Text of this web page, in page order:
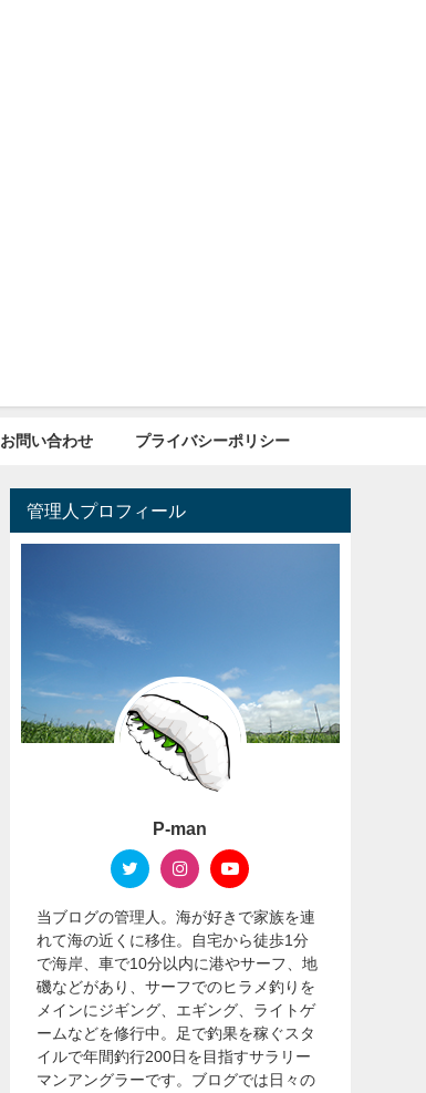
お問い合わせ プライバシーポリシー
管理人プロフィール
P-man
当ブログの管理人。海が好きで家族を連
れて海の近くに移住。自宅から徒歩1分
で海岸、車で10分以内に港やサーフ、地
磯などがあり、サーフでのヒラメ釣りを
メインにジギング、エギング、ライトゲ
ームなどを修行中。足で釣果を稼ぐスタ
イルで年間釣行200日を目指すサラリー
マンアングラーです。ブログでは日々の